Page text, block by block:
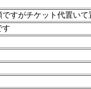
すがチケット代置い
す